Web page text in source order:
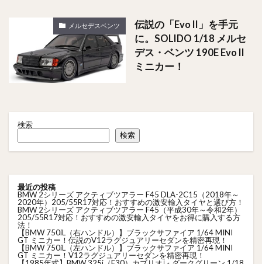
メルセデスベンツ
伝説の「Evo II」を手元
に。SOLIDO 1/18 メルセ
デス・ベンツ 190E Evo II
ミニカー！
検索
検索
最近の投稿
BMW 2シリーズ アクティブツアラー F45 DLA-2C15（2018年～
2020年）205/55R17対応！おすすめの激安輸入タイヤと選び方！
BMW 2シリーズ アクティブツアラー F45（平成30年～令和2年）
205/55R17対応！おすすめの激安輸入タイヤをお得に購入する方
法！
【BMW 750iL（右ハンドル）】ブラックサファイア 1/64 MINI
GT ミニカー！伝説のV12ラグジュアリーセダンを精密再現！
【BMW 750iL（左ハンドル）】ブラックサファイア 1/64 MINI
GT ミニカー！V12ラグジュアリーセダンを精密再現！